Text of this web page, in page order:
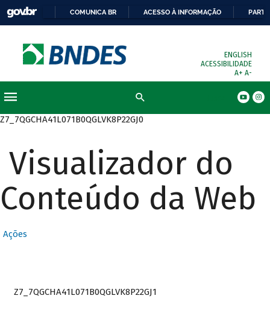
COMUNICA BR ACESSO À INFORMAÇÃO
ENGLISH
ACESSIBILIDADE
A+ A-
Z7_7QGCHA41L071B0QGLVK8P22GJ0
Visualizador do
Conteúdo da Web
Ações
Z7_7QGCHA41L071B0QGLVK8P22GJ1